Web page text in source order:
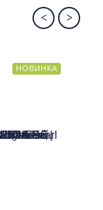
НОВИНКА